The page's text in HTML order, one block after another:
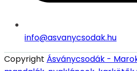
info@asvanycsodak.hu
Copyright Ásványcsodák -